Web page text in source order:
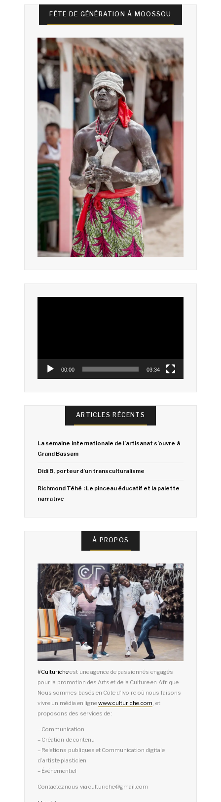
FÊTE DE GÉNÉRATION À MOOSSOU
00:00 03:34
ARTICLES RÉCENTS
La semaine internationale de l’artisanat s’ouvre à
Grand Bassam
Didi B, porteur d’un transculturalisme
Richmond Téhé : Le pinceau éducatif et la palette
narrative
À PROPOS
#Culturicheest une agence de passionnés engagés
pour la promotion des Arts et de la Culture en Afrique.
Nous sommes basés en Côte d’Ivoire où nous faisons
vivre un média en lignewww.culturiche.com , et
proposons des services de :
– Communication
– Création de contenu
– Relations publiques et Communication digitale
d’artiste plasticien
– Événementiel
Contactez nous via culturiche@gmail.com